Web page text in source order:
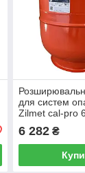
для систем
Zilmet cal-pro
6 282₴